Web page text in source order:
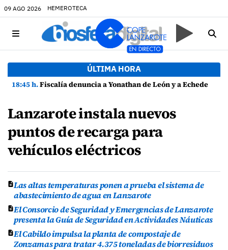
09 AGO 2026 HEMEROTECA
ÚLTIMA HORA
18:45 h.Fiscalía denuncia a Yonathan de León y a Echedey Eugenio por presuntas anomalías en contratos festivos
Lanzarote instala nuevos
puntos de recarga para
vehículos eléctricos
Las altas temperaturas ponen a prueba el sistema de
abastecimiento de agua en Lanzarote
El Consorcio de Seguridad y Emergencias de Lanzarote
presenta la Guía de Seguridad en Actividades Náuticas
El Cabildo impulsa la planta de compostaje de
Zonzamas para tratar 4.375 toneladas de biorresiduos